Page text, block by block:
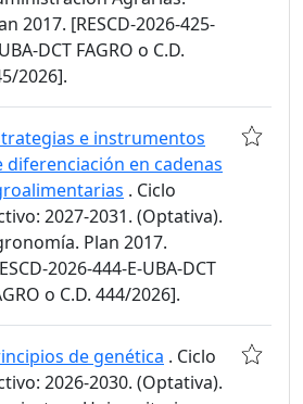
2017. [RESCD-2026-425-
DCT FAGRO o C.D.
2026].
e instrumentos
diferenciación en cadenas
. Ciclo
2027-2031. (Optativa).
Plan 2017.
2026-444-E-UBA-DCT
o C.D. 444/2026].
de genética . Ciclo
2026-2030. (Optativa).